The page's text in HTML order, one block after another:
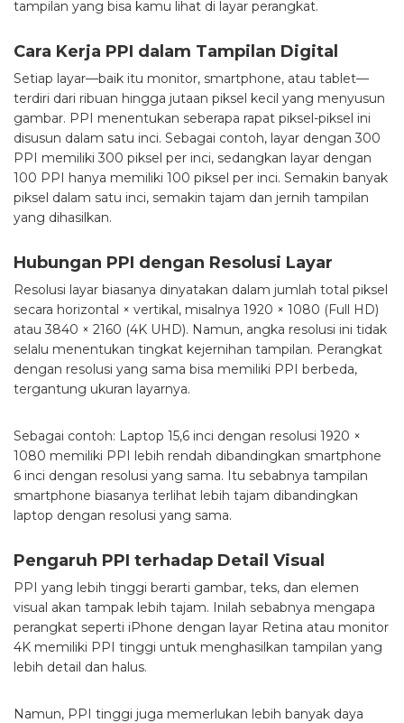
tampilan yang bisa kamu lihat di layar perangkat.
Cara Kerja PPI dalam Tampilan Digital
Setiap layar—baik itu monitor, smartphone, atau tablet—
terdiri dari ribuan hingga jutaan piksel kecil yang menyusun
gambar. PPI menentukan seberapa rapat piksel-piksel ini
disusun dalam satu inci. Sebagai contoh, layar dengan 300
PPI memiliki 300 piksel per inci, sedangkan layar dengan
100 PPI hanya memiliki 100 piksel per inci. Semakin banyak
piksel dalam satu inci, semakin tajam dan jernih tampilan
yang dihasilkan.
Hubungan PPI dengan Resolusi Layar
Resolusi layar biasanya dinyatakan dalam jumlah total piksel
secara horizontal × vertikal, misalnya 1920 × 1080 (Full HD)
atau 3840 × 2160 (4K UHD). Namun, angka resolusi ini tidak
selalu menentukan tingkat kejernihan tampilan. Perangkat
dengan resolusi yang sama bisa memiliki PPI berbeda,
tergantung ukuran layarnya.
Sebagai contoh: Laptop 15,6 inci dengan resolusi 1920 ×
1080 memiliki PPI lebih rendah dibandingkan smartphone
6 inci dengan resolusi yang sama. Itu sebabnya tampilan
smartphone biasanya terlihat lebih tajam dibandingkan
laptop dengan resolusi yang sama.
Pengaruh PPI terhadap Detail Visual
PPI yang lebih tinggi berarti gambar, teks, dan elemen
visual akan tampak lebih tajam. Inilah sebabnya mengapa
perangkat seperti iPhone dengan layar Retina atau monitor
4K memiliki PPI tinggi untuk menghasilkan tampilan yang
lebih detail dan halus.
Namun, PPI tinggi juga memerlukan lebih banyak daya